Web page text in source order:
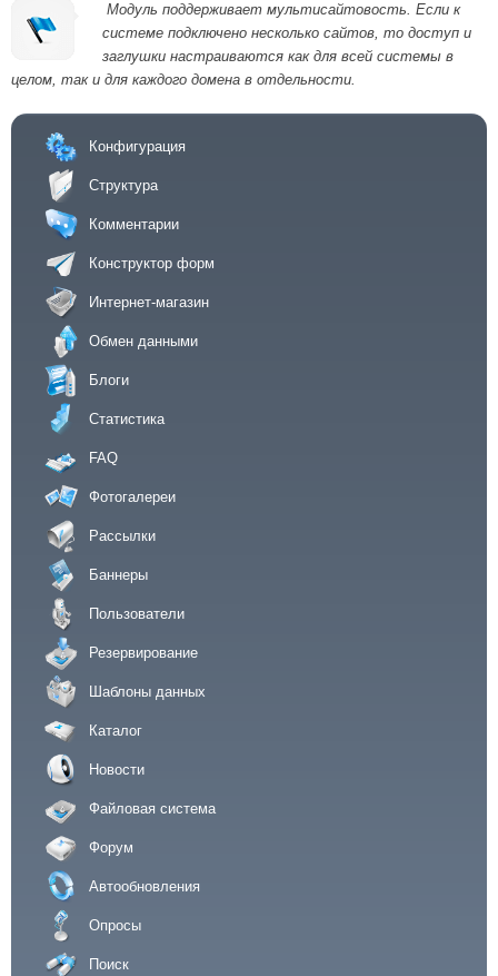
Модуль поддерживает мультисайтовость. Если к
системе подключено несколько сайтов, то доступ и
заглушки настраиваются как для всей системы в
целом, так и для каждого домена в отдельности.
Конфигурация
Структура
Комментарии
Конструктор форм
Интернет-магазин
Обмен данными
Блоги
Статистика
FAQ
Фотогалереи
Рассылки
Баннеры
Пользователи
Резервирование
Шаблоны данных
Каталог
Новости
Файловая система
Форум
Автообновления
Опросы
Поиск